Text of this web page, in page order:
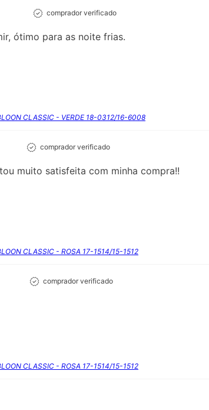
comprador verificado
ótimo para as noite frias.
CLASSIC - VERDE 18-0312/16-6008
comprador verificado
muito satisfeita com minha compra!!
CLASSIC - ROSA 17-1514/15-1512
comprador verificado
CLASSIC - ROSA 17-1514/15-1512